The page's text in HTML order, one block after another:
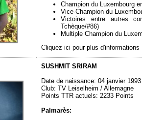
Champion du Luxembourg
Vice-Champion du
Victoires entre autres
Tchèque/#86)
Multiple Champion du
Cliquez ici pour plus d'informations
SUSHMIT SRIRAM
Date de naissance: 04 janvier 1993
Club: TV Leiselheim / Allemagne
Points TTR actuels: 2233 Points
Palmarès: